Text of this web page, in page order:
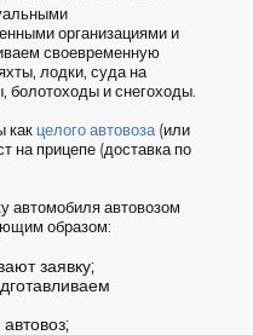
организациями и
своевременную
лодки, суда на
болотоходы и снегоходы.
как целого автовоза(или
на прицепе (доставка по
автомобиля автовозом
образом:
заявку;